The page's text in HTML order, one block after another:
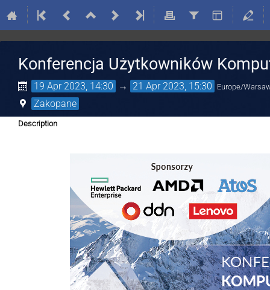
Konferencja Użytkowników
19 Apr 2023, 14:30 → 21 Apr 2023, 15:30 Europe/
Zakopane
Description